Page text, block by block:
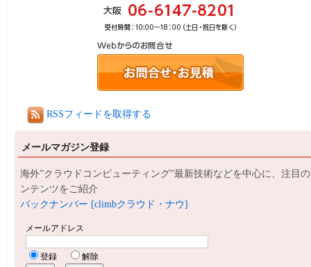
RSSフィードを取得する
メールマガジン登録
海外”クラウドコンピューティング”最新技術などを中心に、注目
ンテンツをご紹介
バックナンバー [climbクラウド・ナウ]